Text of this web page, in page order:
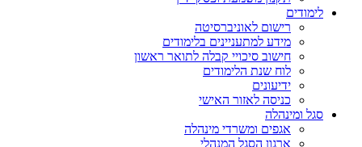
לימודים
רישום לאוניברסיטה
מידע למתעניינים בלימודים
חישוב סיכויי קבלה לתואר ראשון
לוח שנת הלימודים
ידיעונים
כניסה לאזור האישי
סגל ומינהלה
אגפים ומשרדי מינהלה
ארגון הסגל המנהלי